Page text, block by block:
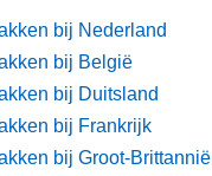
bij Nederland
bij België
bij Duitsland
bij Frankrijk
bij Groot-Brittannië